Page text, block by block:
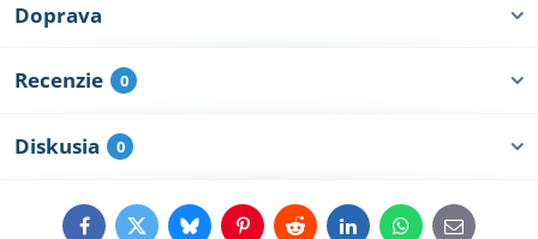
Doprava
Recenzie 0
Diskusia 0
FacebookTwitterBlueskyPinterestRedditLinkedInWhatsApp
E-